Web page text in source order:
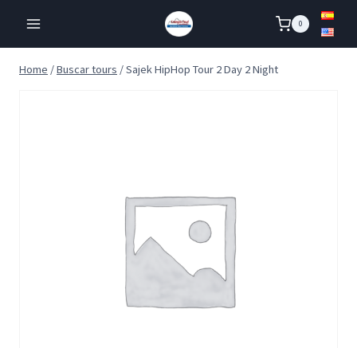
content
0
Home /Buscar tours /Sajek HipHop Tour 2 Day 2 Night